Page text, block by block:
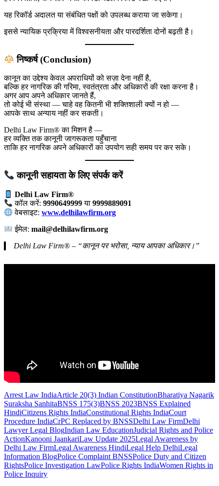
यह रिकॉर्ड अदालत या संबंधित पक्षों को उपलब्ध कराया जा सकेगा।
इससे न्यायिक प्रक्रिया में विश्वसनीयता और पारदर्शिता दोनों बढ़ती है।
निष्कर्ष (Conclusion)
कानून का उद्देश्य केवल अपराधियों को सज़ा देना नहीं है,
बल्कि हर नागरिक की गरिमा, स्वतंत्रता और अधिकारों की रक्षा करना है।
अगर आप अपने अधिकार जानते हैं,
तो कोई भी संस्था — चाहे वह कितनी भी शक्तिशाली क्यों न हो —
आपके साथ अन्याय नहीं कर सकती।
Delhi Law Firm® का मिशन है —
हर व्यक्ति तक कानूनी जागरूकता पहुँचाना
ताकि हर नागरिक अपने अधिकारों का उपयोग सही समय पर कर सके।
कानूनी सहायता के लिए संपर्क करें
Delhi Law Firm®
कॉल करें:9990649999या9999889091
वेबसाइट:www.delhilawfirm.org
ईमेल:mail@delhilawfirm.org
Delhi Law Firm® – “कानून पर भरोसा, न्याय आपका अधिकार।”
Arrest Law IndiaArticle 20(3) Indian ConstitutionBharatiya Nagarik
Suraksha SanhitaBNSS 175(3)BNSS 2023BNSS Explained
HindiCitizens Rights IndiaConstitutional Rights IndiaCourt
Procedure IndiaCrPC Replaced by BNSSDelhi Law FirmDelhi
Lawyer Legal BlogIndian Law EducationJudicial Rights and Police
ActionKanooni JaankariLaw Update 2025Legal Awareness by
Delhi Law FirmLegal Awareness HindiLegal Help DelhiLegal
Information BlogPolice Complaint BNSSPolice Duty and Citizen
RightsPolice Investigation LawPolice Rights IndiaWomen Rights in
Police Inquiry